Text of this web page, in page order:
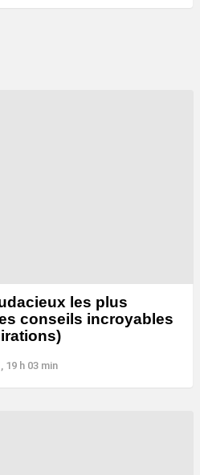
les plus
conseils incroyables
19 h 03 min